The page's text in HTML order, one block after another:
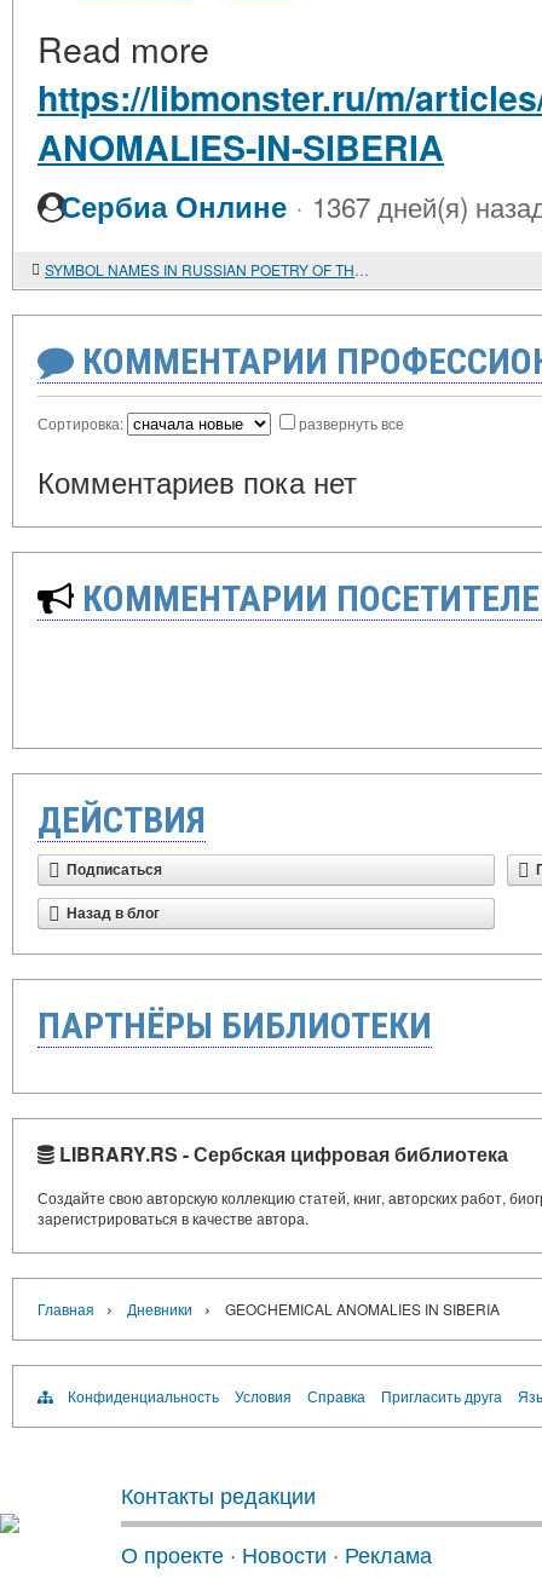
Read more
https://libmonster.ru/m/
ANOMALIES-IN-SIBERIA
Сербиа Онлине · 1367 дней(я)
SYMBOL NAMES IN RUSSIAN POETRY OF THREE CENTURIES
КОММЕНТАРИИ
Сортировка: развернуть все
Комментариев пока нет
КОММЕНТАРИИ
ДЕЙСТВИЯ
Подписаться
Назад в блог
ПАРТНЁРЫ БИБЛИОТЕКИ
LIBRARY.RS - Сербская цифровая библиотека
Создайте свою авторскую коллекцию статей, книг, авторских работ,
зарегистрироваться в качестве автора.
Главная › Дневники › GEOCHEMICAL ANOMALIES IN SIBERIA
Конфиденциальность Условия Справка Пригласить друга
Контакты редакции
О проекте · Новости · Реклама